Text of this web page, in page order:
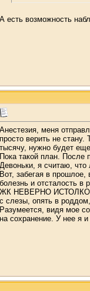
А есть возможность
Анестезия, меня
просто верить не стану.
тысячу, нужно будет
Пока такой план. После
Девоньки, я считаю,
Вот, забегая в
болезнь и отсталость в
ЖК НЕВЕРНО
с слезы, опять в
Разумеется, видя мое
на сохранение. У нее я